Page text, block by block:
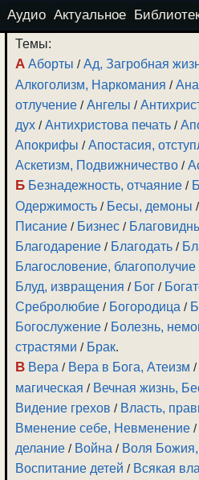
Аудио Актуальное
Темы:
А Аборты /Ад, Загробная
Алкоголизм, Наркомания /
отлучение /Ангелы /
дух /Антихристова печать /
Апокрифы /Апостасия,
Аскетизм, Подвижничество /
Б Безнадежность, отчаяние /
Одержимость / Бесы, демоны /
Писание / Бизнес /
Благодарение / Благодать /
Благословение, благополучие
Блуд, извращения / Бог /
Сребролюбие / Богородица /
Богослужение / Болезнь,
страстями / Брак.
В Вера / Вера в Бога, Атеизм /
магическая / Вечная жизнь,
Видение грехов / Власть,
Вменение себе, Невменение /
делание / Война / Воля
Воспитание детей / Всякая